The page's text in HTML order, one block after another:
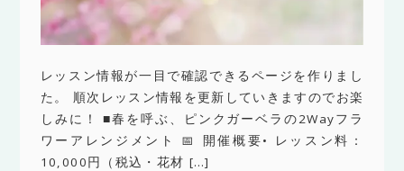
レッスン情報が一目で確認できるページを作りまし
た。 順次レッスン情報を更新していきますのでお楽
しみに！ ■春を呼ぶ、ピンクガーベラの2Wayフラ
ワーアレンジメント 📅 開催概要• レッスン料：
10,000円（税込・花材 […]